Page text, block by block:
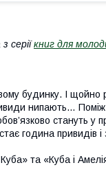
серіїкниг для
будинку. І щойно
нипають…
стануть у
година привидів і
Куба» та «Куба і